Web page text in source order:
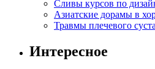
Сливы курсов по
Азиатские дорамы в
Травмы плечевого
Интересное